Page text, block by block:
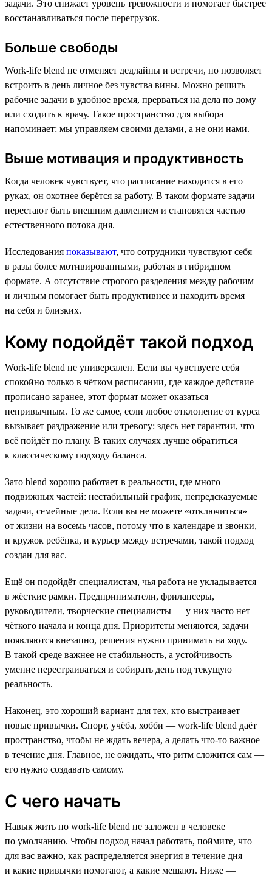
задачи. Это снижает уровень тревожности и помогает быстрее
восстанавливаться после перегрузок.
Больше свободы
Work-life blend не отменяет дедлайны и встречи, но позволяет
встроить в день личное без чувства вины. Можно решить
рабочие задачи в удобное время, прерваться на дела по дому
или сходить к врачу. Такое пространство для выбора
напоминает: мы управляем своими делами, а не они нами.
Выше мотивация и продуктивность
Когда человек чувствует, что расписание находится в его
руках, он охотнее берётся за работу. В таком формате задачи
перестают быть внешним давлением и становятся частью
естественного потока дня.
Исследования показывают, что сотрудники чувствуют себя
в разы более мотивированными, работая в гибридном
формате. А отсутствие строгого разделения между рабочим
и личным помогает быть продуктивнее и находить время
на себя и близких.
Кому подойдёт такой подход
Work-life blend не универсален. Если вы чувствуете себя
спокойно только в чётком расписании, где каждое действие
прописано заранее, этот формат может оказаться
непривычным. То же самое, если любое отклонение от курса
вызывает раздражение или тревогу: здесь нет гарантии, что
всё пойдёт по плану. В таких случаях лучше обратиться
к классическому подходу баланса.
Зато blend хорошо работает в реальности, где много
подвижных частей: нестабильный график, непредсказуемые
задачи, семейные дела. Если вы не можете «отключиться»
от жизни на восемь часов, потому что в календаре и звонки,
и кружок ребёнка, и курьер между встречами, такой подход
создан для вас.
Ещё он подойдёт специалистам, чья работа не укладывается
в жёсткие рамки. Предприниматели, фрилансеры,
руководители, творческие специалисты — у них часто нет
чёткого начала и конца дня. Приоритеты меняются, задачи
появляются внезапно, решения нужно принимать на ходу.
В такой среде важнее не стабильность, а устойчивость —
умение перестраиваться и собирать день под текущую
реальность.
Наконец, это хороший вариант для тех, кто выстраивает
новые привычки. Спорт, учёба, хобби — work-life blend даёт
пространство, чтобы не ждать вечера, а делать что-то важное
в течение дня. Главное, не ожидать, что ритм сложится сам —
его нужно создавать самому.
С чего начать
Навык жить по work-life blend не заложен в человеке
по умолчанию. Чтобы подход начал работать, поймите, что
для вас важно, как распределяется энергия в течение дня
и какие привычки помогают, а какие мешают. Ниже —